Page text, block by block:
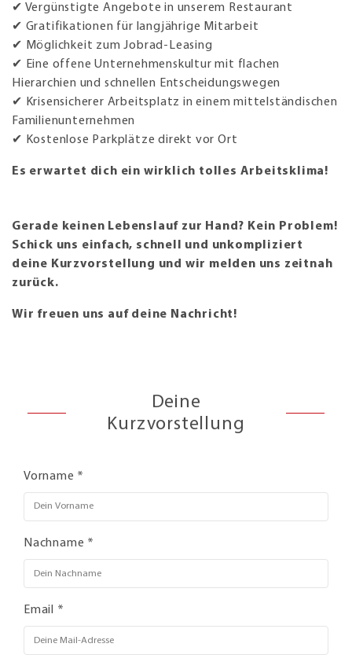
✔ Vergünstigte Angebote in unserem Restaurant
✔ Gratifikationen für langjährige Mitarbeit
✔ Möglichkeit zum Jobrad-Leasing
✔ Eine offene Unternehmenskultur mit flachen
Hierarchien und schnellen Entscheidungswegen
✔ Krisensicherer Arbeitsplatz in einem mittelständischen
Familienunternehmen
✔ Kostenlose Parkplätze direkt vor Ort
Es erwartet dich ein wirklich tolles Arbeitsklima!
Gerade keinen Lebenslauf zur Hand? Kein Problem!
Schick uns einfach, schnell und unkompliziert
deine Kurzvorstellung und wir melden uns zeitnah
zurück.
Wir freuen uns auf deine Nachricht!
Deine
Kurzvorstellung
Vorname *
Nachname *
Email *